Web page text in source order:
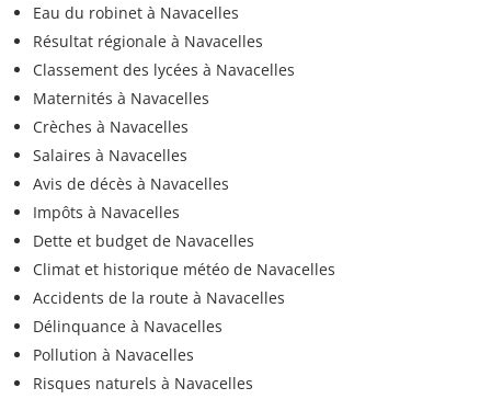
Eau du robinet à Navacelles
Résultat régionale à Navacelles
Classement des lycées à Navacelles
Maternités à Navacelles
Crèches à Navacelles
Salaires à Navacelles
Avis de décès à Navacelles
Impôts à Navacelles
Dette et budget de Navacelles
Climat et historique météo de Navacelles
Accidents de la route à Navacelles
Délinquance à Navacelles
Pollution à Navacelles
Risques naturels à Navacelles